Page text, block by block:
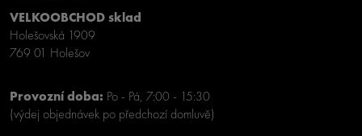
VELKOOBCHOD sklad
Holešovská 1909
769 01 Holešov
Provozní doba: Po - Pá, 7:00 - 15:30
(výdej objednávek po předchozí domluvě)